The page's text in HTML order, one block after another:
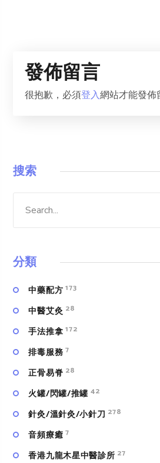
發佈留言
很抱歉，必須登入網站才能發佈
搜索
分類
中藥配方 173
中醫艾灸 28
手法推拿 172
排毒服務 7
正骨易脊 28
火罐/閃罐/推罐 42
針灸/溫針灸/小針刀 278
⾳頻療癒 7
香港九龍木星中醫診所 27